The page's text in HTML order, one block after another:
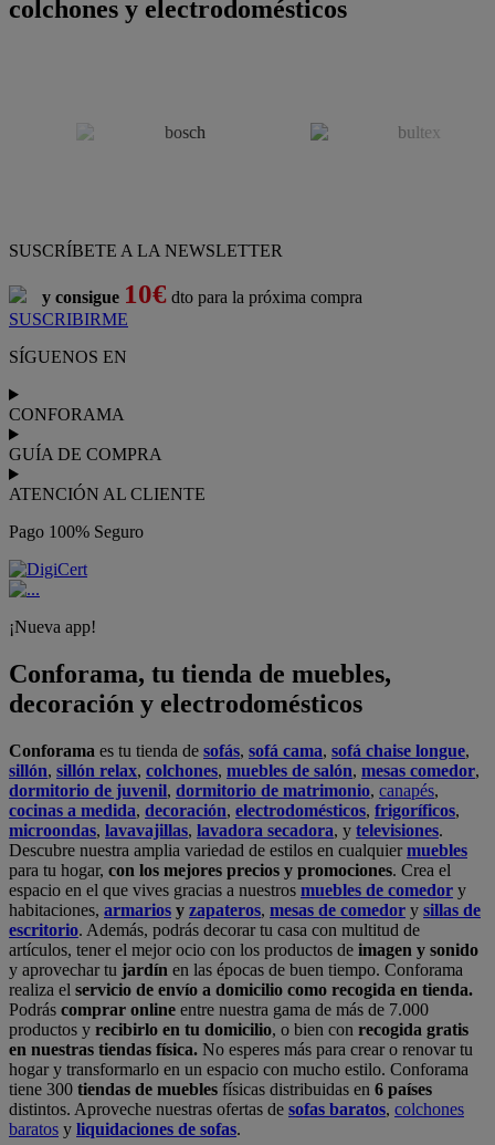
colchones y electrodomésticos
SUSCRÍBETE A LA NEWSLETTER
y consigue 10€ dto para la próxima compra
SUSCRIBIRME
SÍGUENOS EN
CONFORAMA
GUÍA DE COMPRA
ATENCIÓN AL CLIENTE
Pago 100% Seguro
¡Nueva app!
Conforama, tu tienda de muebles,
decoración y electrodomésticos
Conforama es tu tienda de sofás, sofá cama, sofá chaise longue,
sillón, sillón relax, colchones, muebles de salón, mesas comedor,
dormitorio de juvenil, dormitorio de matrimonio, canapés,
cocinas a medida, decoración, electrodomésticos, frigoríficos,
microondas, lavavajillas, lavadora secadora, y televisiones.
Descubre nuestra amplia variedad de estilos en cualquiermuebles
para tu hogar, con los mejores precios y promociones. Crea el
espacio en el que vives gracias a nuestros muebles de comedor y
habitaciones, armarios y zapateros, mesas de comedor y sillas de
escritorio. Además, podrás decorar tu casa con multitud de
artículos, tener el mejor ocio con los productos de imagen y sonido
y aprovechar tu jardín en las épocas de buen tiempo. Conforama
realiza el servicio de envío a domicilio como recogida en tienda.
Podrás comprar online entre nuestra gama de más de 7.000
productos y recibirlo en tu domicilio, o bien con recogida gratis
en nuestras tiendas física. No esperes más para crear o renovar tu
hogar y transformarlo en un espacio con mucho estilo. Conforama
tiene 300 tiendas de muebles físicas distribuidas en 6 países
distintos. Aproveche nuestras ofertas de sofas baratos, colchones
baratos y liquidaciones de sofas.